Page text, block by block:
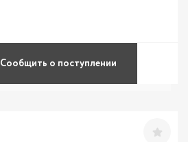
Сообщить о поступлении